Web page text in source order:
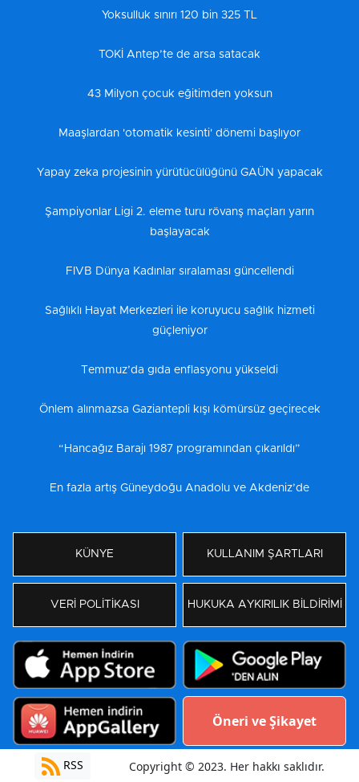
Yoksulluk sınırı 120 bin 325 TL
TOKİ Antep’te de arsa satacak
43 Milyon çocuk eğitimden yoksun
Maaşlardan 'otomatik kesinti' dönemi başlıyor
Yapay zeka projesinin yürütücülüğünü GAÜN yapacak
Şampiyonlar Ligi 2. eleme turu rövanş maçları yarın
başlayacak
FIVB Dünya Kadınlar sıralaması güncellendi
Sağlıklı Hayat Merkezleri ile koruyucu sağlık hizmeti
güçleniyor
Temmuz’da gıda enflasyonu yükseldi
Önlem alınmazsa Gaziantepli kışı kömürsüz geçirecek
“Hancağız Barajı 1987 programından çıkarıldı”
En fazla artış Güneydoğu Anadolu ve Akdeniz’de
KÜNYE KULLANIM ŞARTLARI
VERİ POLİTİKASI HUKUKA AYKIRILIK BİLDİRİMİ
Öneri ve Şikayet
RSS Copyright © 2023. Her hakkı saklıdır.